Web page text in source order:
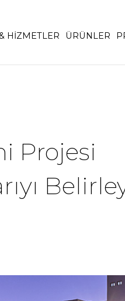
HİZMETLER ÜRÜNLER
Projesi